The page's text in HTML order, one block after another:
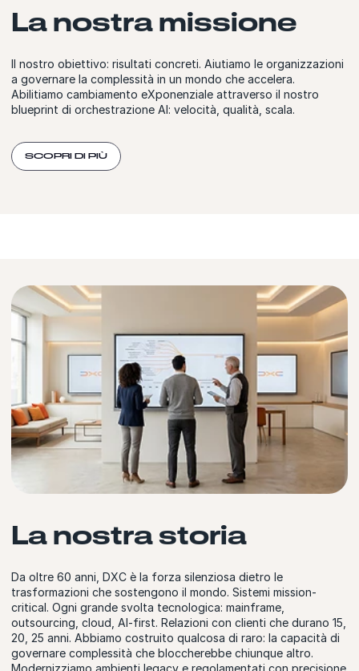
La nostra missione
Il nostro obiettivo: risultati concreti. Aiutiamo le organizzazioni
a governare la complessità in un mondo che accelera.
Abilitiamo cambiamento eXponenziale attraverso il nostro
blueprint di orchestrazione AI: velocità, qualità, scala.
SCOPRI DI PIÙ
La nostra storia
Da oltre 60 anni, DXC è la forza silenziosa dietro le
trasformazioni che sostengono il mondo. Sistemi mission-
critical. Ogni grande svolta tecnologica: mainframe,
outsourcing, cloud, AI-first. Relazioni con clienti che durano 15,
20, 25 anni. Abbiamo costruito qualcosa di raro: la capacità di
governare complessità che bloccherebbe chiunque altro.